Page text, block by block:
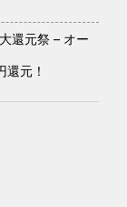
還元祭 – オー
元！